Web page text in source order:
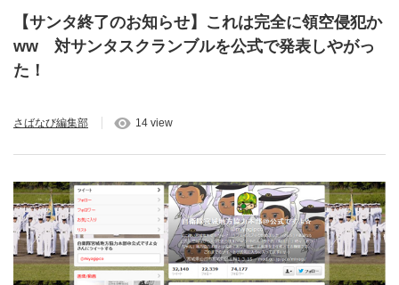
【サンタ終了のお知らせ】これは完全に領空侵犯か
ww 対サンタスクランブルを公式で発表しやがっ
た！
さばなび編集部 14 view